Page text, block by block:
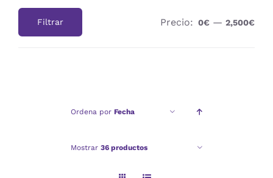
Filtrar Precio: 0€ —2,500€
Ordena por Fecha
Mostrar 36 productos